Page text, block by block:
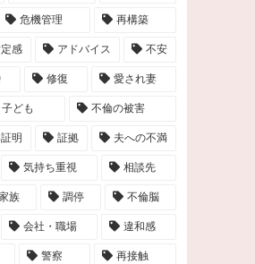
危機管理 再構築
感 アドバイス 不安
修復 愛され妻
子ども 不倫の被害
明 証拠 夫への不満
気持ち重視 相談先
族 調停 不倫脳
会社・職場 違和感
警察 再接触